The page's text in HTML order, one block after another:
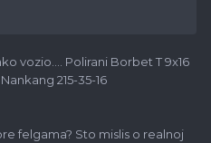
vozio.... Polirani Borbet T 9x16
215-35-16
felgama? Sto mislis o realnoj